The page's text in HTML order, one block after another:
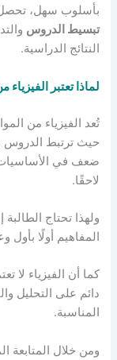
بأسلوب سهل، تحصل
تبسيط الدروس
النتائج الدراسية.
لماذا تعتبر
تُعد الفيزياء من
حيث ترتبط الدروس
ضعف في الأساسيات
لاحقًا.
ولهذا تحتاج
المفاهيم أولًا
كما أن الفيزياء لا
دائم على التحليل
المناسبة.
ومن خلال المتابعة